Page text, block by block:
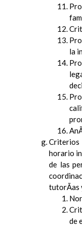
la
Criterios
horario
de las
tutorÃ­as
de